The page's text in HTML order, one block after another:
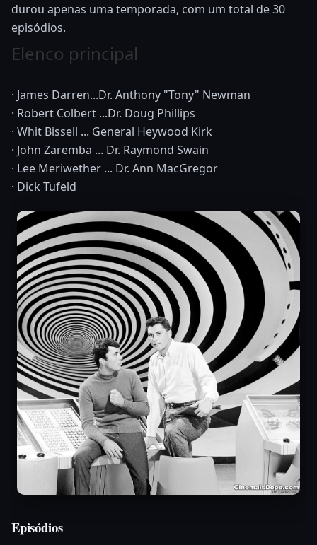
durou apenas uma temporada, com um total de 30
episódios.
Elenco principal
· James Darren...Dr. Anthony "Tony" Newman
· Robert Colbert ...Dr. Doug Phillips
· Whit Bissell ... General Heywood Kirk
· John Zaremba ... Dr. Raymond Swain
· Lee Meriwether ... Dr. Ann MacGregor
· Dick Tufeld
Episódios